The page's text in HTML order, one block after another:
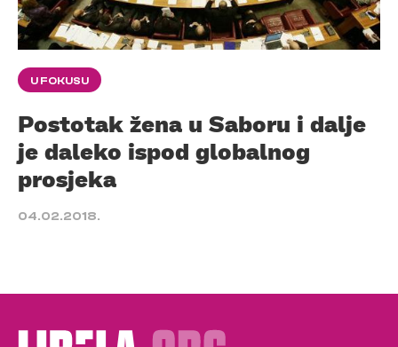
U FOKUSU
Postotak žena u Saboru i dalje
je daleko ispod globalnog
prosjeka
04.02.2018.